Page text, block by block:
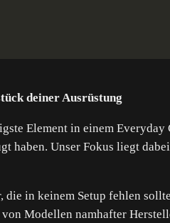
deiner Ausrüstung
Element in einem
haben. Unser Fokus liegt
die in keinem Setup fehlen
Modellen namhafter